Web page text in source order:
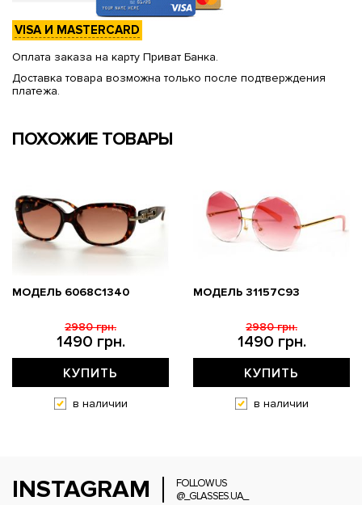
VISA И MASTERCARD
Оплата заказа на карту Приват Банка.
Доставка товара возможна только после подтверждения
платежа.
ПОХОЖИЕ ТОВАРЫ
МОДЕЛЬ 6068C1340
1490 грн.
2980 грн.
КУПИТЬ
в наличии
МОДЕЛЬ 31157С93
1490 грн.
2980 грн.
КУПИТЬ
в наличии
INSTAGRAM
FOLLOW US
@_GLASSES.UA_